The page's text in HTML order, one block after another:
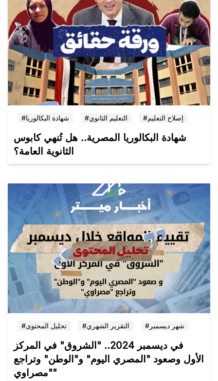
#شهادة البكالوريا #التعليم الثانوي #إصلاح التعليم
شهادة البكالوريا المصرية.. هل تُنهي كابوس
الثانوية العامة؟
#تحليل المحتوى #التقرير الشهري #شهر ديسمبر
في ديسمبر 2024.. "الشروق" في المركز
الأول وصعود "المصري اليوم" و"الوطن" وتراجع
"مصراوي"